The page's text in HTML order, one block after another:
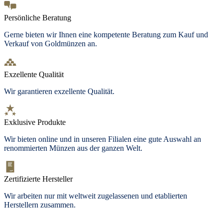
Persönliche Beratung
Gerne bieten wir Ihnen eine kompetente Beratung zum Kauf und
Verkauf von Goldmünzen an.
Exzellente Qualität
Wir garantieren exzellente Qualität.
Exklusive Produkte
Wir bieten online und in unseren Filialen eine gute Auswahl an
renommierten Münzen aus der ganzen Welt.
Zertifizierte Hersteller
Wir arbeiten nur mit weltweit zugelassenen und etablierten
Herstellern zusammen.